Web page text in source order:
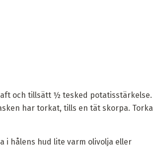
och tillsätt ½ tesked potatisstärkelse.
har torkat, tills en tät skorpa. Torka
i hålens hud lite varm olivolja eller